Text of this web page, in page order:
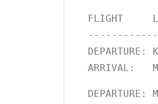
FLIGHT
ARRIVAL: